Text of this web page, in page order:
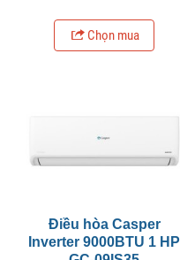
Chọn mua
Điều hòa Casper
Inverter 9000BTU 1 HP